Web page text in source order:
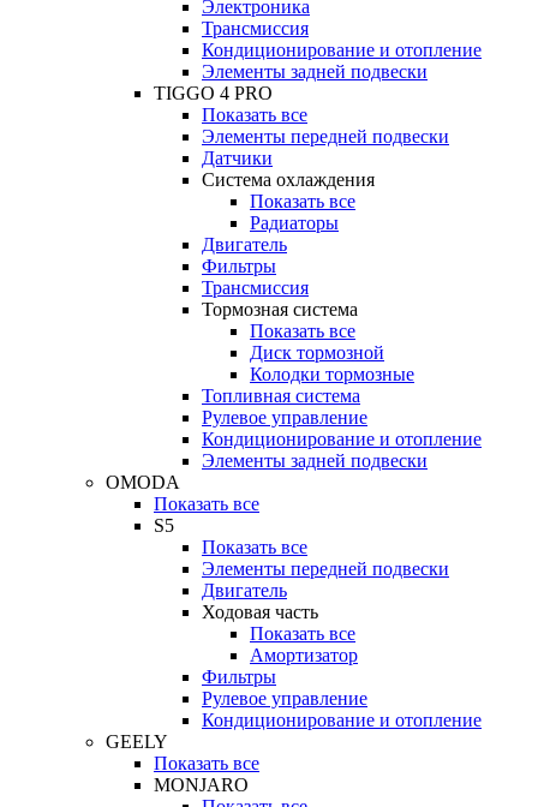
Электроника
Трансмиссия
Кондиционирование и отопление
Элементы задней подвески
TIGGO 4 PRO
Показать все
Элементы передней подвески
Датчики
Система охлаждения
Показать все
Радиаторы
Двигатель
Фильтры
Трансмиссия
Тормозная система
Показать все
Диск тормозной
Колодки тормозные
Топливная система
Рулевое управление
Кондиционирование и отопление
Элементы задней подвески
OMODA
Показать все
S5
Показать все
Элементы передней подвески
Двигатель
Ходовая часть
Показать все
Амортизатор
Фильтры
Рулевое управление
Кондиционирование и отопление
GEELY
Показать все
MONJARO